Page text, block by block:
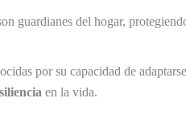
guardianes del hogar,
por su capacidad de
en la vida.